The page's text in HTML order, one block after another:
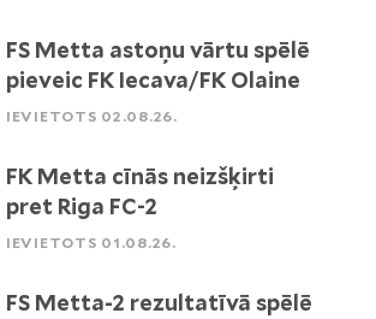
FS Metta astoņu vārtu spēlē
pieveic FK Iecava/FK Olaine
IEVIETOTS 02.08.26.
FK Metta cīnās neizšķirti
pret Riga FC-2
IEVIETOTS 01.08.26.
FS Metta-2 rezultatīvā spēlē